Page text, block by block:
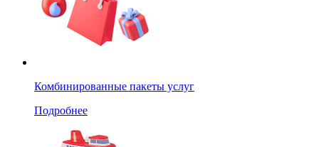
Комбинированные пакеты услуг
Подробнее